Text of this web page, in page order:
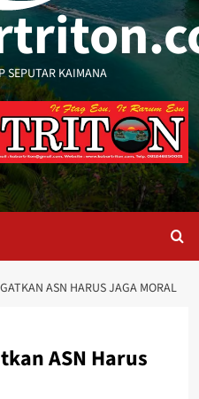
SEPUTAR KAIMANA
ASN HARUS JAGA MORAL
ASN Harus